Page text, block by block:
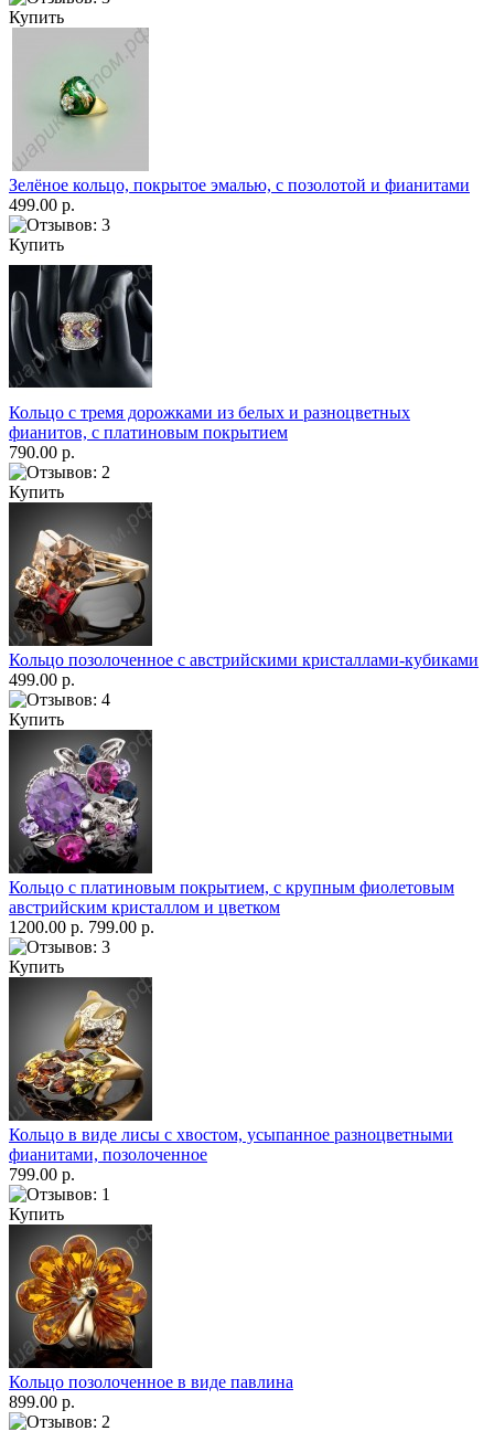
Купить
Зелёное кольцо, покрытое эмалью, с позолотой и фианитами
499.00 р.
Купить
Кольцо с тремя дорожками из белых и разноцветных
фианитов, с платиновым покрытием
790.00 р.
Купить
Кольцо позолоченное с австрийскими кристаллами-кубиками
499.00 р.
Купить
Кольцо с платиновым покрытием, с крупным фиолетовым
австрийским кристаллом и цветком
1200.00 р. 799.00 р.
Купить
Кольцо в виде лисы с хвостом, усыпанное разноцветными
фианитами, позолоченное
799.00 р.
Купить
Кольцо позолоченное в виде павлина
899.00 р.